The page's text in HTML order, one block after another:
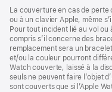
La couverture en cas de perte
ou à un clavier Apple, même
Pour tout incident lié au vol ou
compris s’il concerne des
remplacement sera un
et/ou la couleur pourront
Watch couverte, laissé à la
seuls ne peuvent faire l’objet
sont couverts que si l’Apple